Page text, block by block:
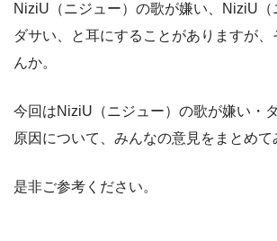
NiziU（ニジュー）の歌が嫌い、NiziU
ダサい、と耳にすることがありますが
んか。
今回はNiziU（ニジュー）の歌が嫌い・
原因について、みんなの意見をまとめて
是非ご参考ください。